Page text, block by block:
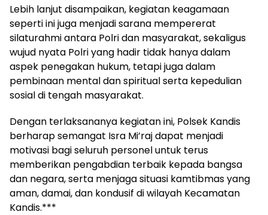
Lebih lanjut disampaikan, kegiatan keagamaan
seperti ini juga menjadi sarana mempererat
silaturahmi antara Polri dan masyarakat, sekaligus
wujud nyata Polri yang hadir tidak hanya dalam
aspek penegakan hukum, tetapi juga dalam
pembinaan mental dan spiritual serta kepedulian
sosial di tengah masyarakat.
Dengan terlaksananya kegiatan ini, Polsek Kandis
berharap semangat Isra Mi’raj dapat menjadi
motivasi bagi seluruh personel untuk terus
memberikan pengabdian terbaik kepada bangsa
dan negara, serta menjaga situasi kamtibmas yang
aman, damai, dan kondusif di wilayah Kecamatan
Kandis.***